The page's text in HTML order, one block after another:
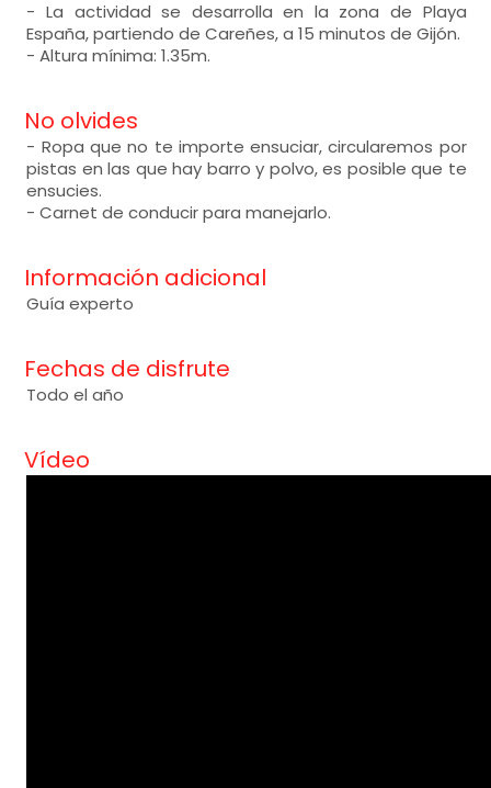
- La actividad se desarrolla en la zona de Playa
España, partiendo de Careñes, a 15 minutos de Gijón.
- Altura mínima: 1.35m.
No olvides
- Ropa que no te importe ensuciar, circularemos por
pistas en las que hay barro y polvo, es posible que te
ensucies.
- Carnet de conducir para manejarlo.
Información adicional
Guía experto
Fechas de disfrute
Todo el año
Vídeo